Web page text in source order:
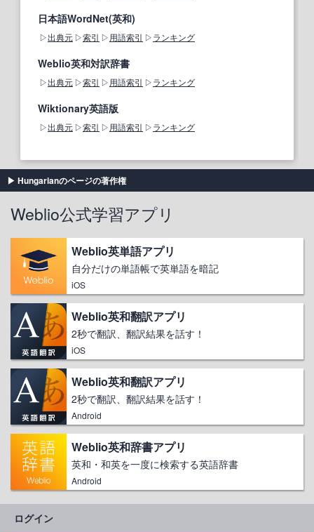
日本語WordNet(英和)
出典元 索引 用語索引 ランキング
Weblio英和対訳辞書
出典元 索引 用語索引 ランキング
Wiktionary英語版
出典元 索引 用語索引 ランキング
Hungarianのページの著作権
Weblio公式学習アプリ
Weblio英単語アプリ
自分だけの単語帳で英単語を暗記
iOS
Weblio英和翻訳アプリ
2秒で翻訳、翻訳結果を話す！
iOS
Weblio英和翻訳アプリ
2秒で翻訳、翻訳結果を話す！
Android
Weblio英和辞書アプリ
英和・和英を一度に検索する英語辞書
Android
ログイン